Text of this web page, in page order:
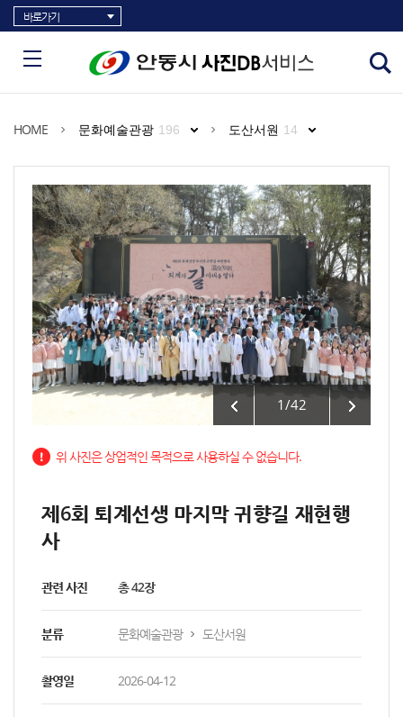
바로가기
HOME 문화예술관광 196 도산서원 14
1/42
위 사진은 상업적인 목적으로 사용하실 수 없습니다.
제6회 퇴계선생 마지막 귀향길 재현행
사
관련 사진 총 42장
분류 문화예술관광 도산서원
촬영일 2026-04-12